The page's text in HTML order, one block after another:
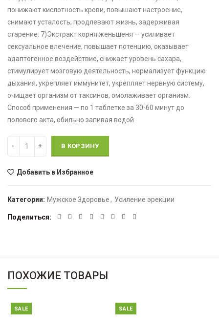
понижают кислотность крови, повышают настроение,
снимают усталость, продлевают жизнь, задерживая
старение. 7)Экстракт корня женьшеня — усиливает
сексуальное влечение, повышает потенцию, оказывает
адаптогенное воздействие, снижает уровень сахара,
стимулирует мозговую деятельность, нормализует функцию
дыхания, укрепляет иммунитет, укрепляет нервную систему,
очищает организм от таксинов, омолаживает организм.
Способ применения — по 1 таблетке за 30-60 минут до
полового акта, обильно запивая водой
В КОРЗИНУ
Добавить в Избранное
Категории: Мужское Здоровье, Усиление эрекции
Поделиться
ПОХОЖИЕ ТОВАРЫ
SALE SALE